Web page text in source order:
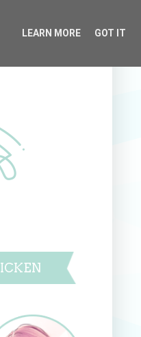
LEARN MORE GOT IT